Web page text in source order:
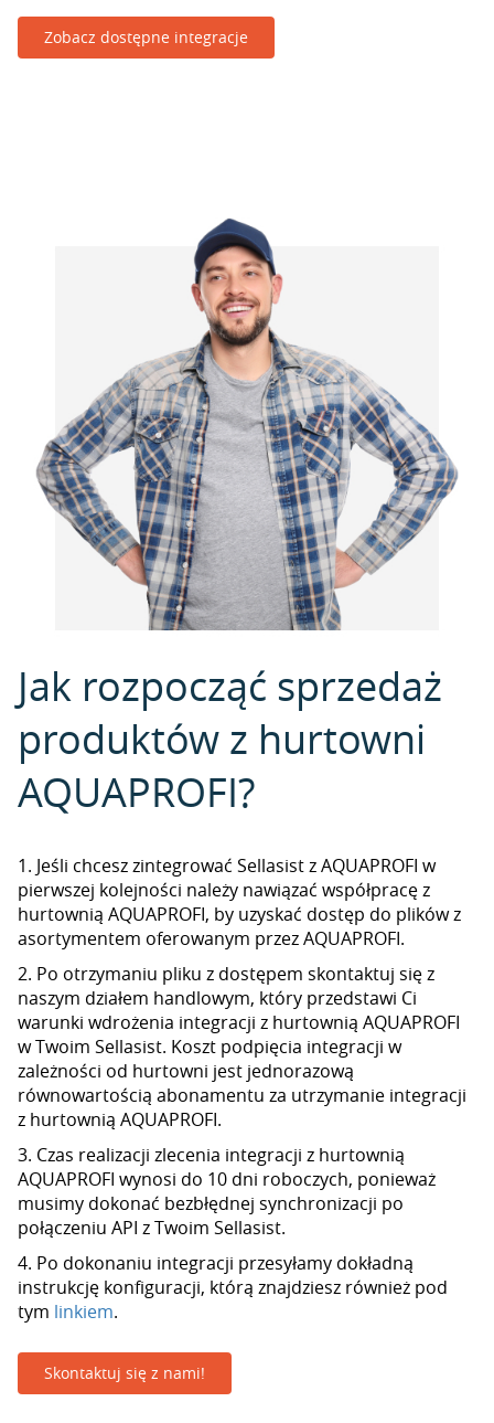
Zobacz dostępne integracje
Jak rozpocząć sprzedaż
produktów z hurtowni
AQUAPROFI?
1. Jeśli chcesz zintegrować Sellasist z AQUAPROFI w
pierwszej kolejności należy nawiązać współpracę z
hurtownią AQUAPROFI, by uzyskać dostęp do plików z
asortymentem oferowanym przez AQUAPROFI.
2. Po otrzymaniu pliku z dostępem skontaktuj się z
naszym działem handlowym, który przedstawi Ci
warunki wdrożenia integracji z hurtownią AQUAPROFI
w Twoim Sellasist. Koszt podpięcia integracji w
zależności od hurtowni jest jednorazową
równowartością abonamentu za utrzymanie integracji
z hurtownią AQUAPROFI.
3. Czas realizacji zlecenia integracji z hurtownią
AQUAPROFI wynosi do 10 dni roboczych, ponieważ
musimy dokonać bezbłędnej synchronizacji po
połączeniu API z Twoim Sellasist.
4. Po dokonaniu integracji przesyłamy dokładną
instrukcję konfiguracji, którą znajdziesz również pod
tym linkiem.
Skontaktuj się z nami!